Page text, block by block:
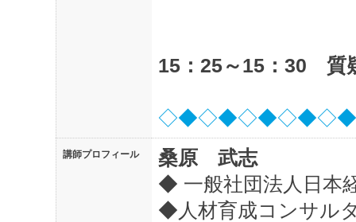
15：25～15：30 質
講師プロフィール
桑原 武志
◆ 一般社団法人日本
◆人材育成コンサル